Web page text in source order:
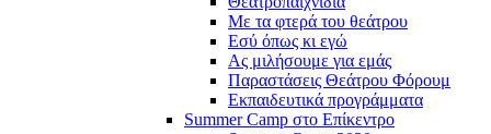
Με τα φτερά του θεάτρου
Εσύ όπως κι εγώ
Ας μιλήσουμε για εμάς
Παραστάσεις Θεάτρου Φόρουμ
Εκπαιδευτικά προγράμματα
Summer Camp στο Επίκεντρο